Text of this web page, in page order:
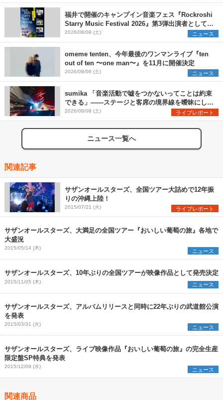
福井で開催のキャンプイン音楽フェス『Rockroshi
Starry Music Festival 2026』第3弾出演者として
SCOOBIE DO、かりゆし58、Reiを発表
2026/08/08 (土) ニュース
omeme tenten、今年最後のワンマンライブ『ten
out of ten 〜one man〜』を11月に開催決定
2026/08/08 (土) ニュース
sumika 「音楽活動で嘘をつかないってことは約束
できる」――ステージと客席の境界線を曖昧にし
た、ツアーファイナル武道館公演レポート
2026/08/08 (土) ライブレポート
ニュース一覧へ
関連記事
サザンオールスターズ、全国ツアー大詰めで12年振
りの沖縄上陸！
2015/07/21 (火) ライブレポート
サザンオールスターズ、大満足の全国ツアー『おいしい葡萄の旅』各地で
大盛況
2015/05/14 (木) ニュース
サザンオールスターズ、10年ぶりの全国ツアーが映像作品として発売決定
2015/11/05 (木) ニュース
サザンオールスターズ、アルバムリリースと同時に22年ぶりの武道館公演
を発表
2015/03/31 (火) ニュース
サザンオールスターズ、ライブ映像作品『おいしい葡萄の旅』の完全生産
限定盤SP特典を発表
2015/12/09 (水) ニュース
関連商品